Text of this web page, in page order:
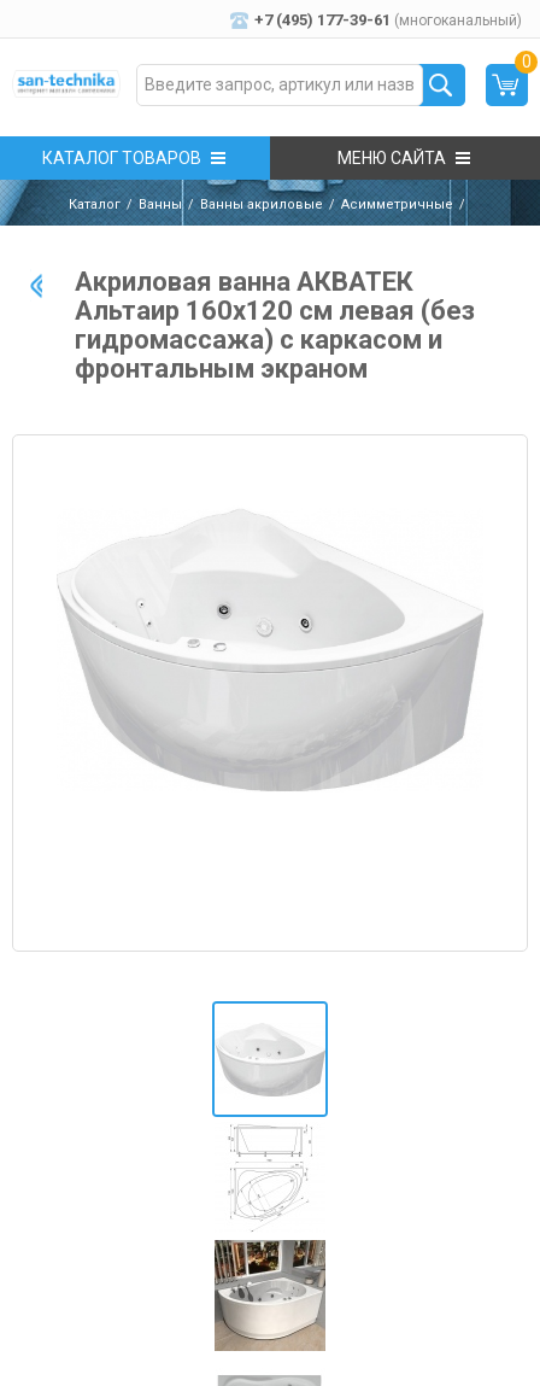
+7 (495) 177-39-61 (многоканальный)
0
КАТАЛОГ ТОВАРОВ МЕНЮ САЙТА
Каталог Ванны Ванны акриловые Асимметричные
Акриловая ванна AКВАТЕК
Альтаир 160х120 см левая (без
гидромассажа) с каркасом и
фронтальным экраном